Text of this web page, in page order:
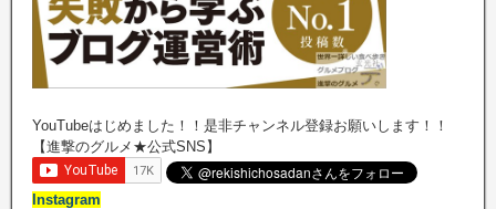
YouTubeはじめました！！是非チャンネル登録お願いします！！
【進撃のグルメ★公式SNS】
Instagram